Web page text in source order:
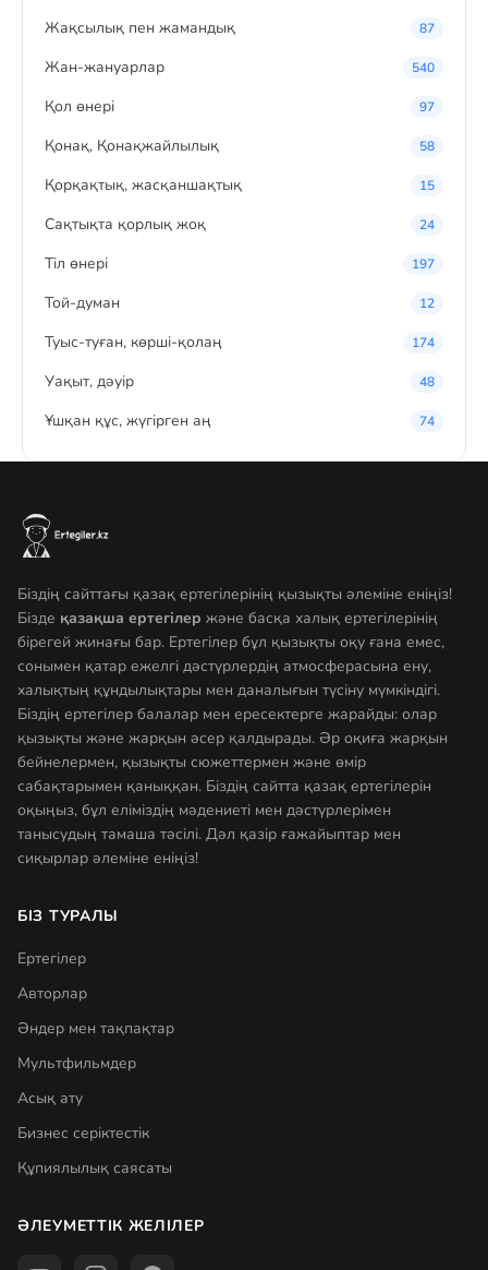
Жақсылық пен жамандық 87
Жан-жануарлар 540
Қол өнері 97
Қонақ, Қонақжайлылық 58
Қорқақтық, жасқаншақтық 15
Сақтықта қорлық жоқ 24
Тіл өнері 197
Той-думан 12
Туыс-туған, көрші-қолаң 174
Уақыт, дәуір 48
Ұшқан құс, жүгірген аң 74
Біздің сайттағы қазақ ертегілерінің қызықты әлеміне еніңіз!
Бізде қазақша ертегілер және басқа халық ертегілерінің
бірегей жинағы бар. Ертегілер бұл қызықты оқу ғана емес,
сонымен қатар ежелгі дәстүрлердің атмосферасына ену,
халықтың құндылықтары мен даналығын түсіну мүмкіндігі.
Біздің ертегілер балалар мен ересектерге жарайды: олар
қызықты және жарқын әсер қалдырады. Әр оқиға жарқын
бейнелермен, қызықты сюжеттермен және өмір
сабақтарымен қаныққан. Біздің сайтта қазақ ертегілерін
оқыңыз, бұл еліміздің мәдениеті мен дәстүрлерімен
танысудың тамаша тәсілі. Дәл қазір ғажайыптар мен
сиқырлар әлеміне еніңіз!
БІЗ ТУРАЛЫ
Ертегілер
Авторлар
Әндер мен тақпақтар
Мультфильмдер
Асық ату
Бизнес серіктестік
Құпиялылық саясаты
ӘЛЕУМЕТТІК ЖЕЛІЛЕР